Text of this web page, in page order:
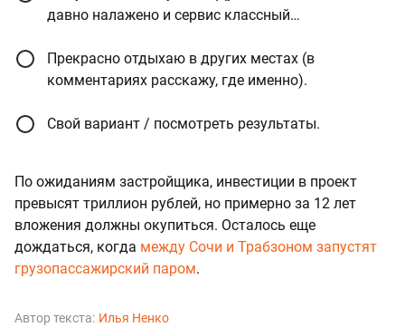
давно налажено и сервис классный…
Прекрасно отдыхаю в других местах (в
комментариях расскажу, где именно).
Свой вариант / посмотреть результаты.
По ожиданиям застройщика, инвестиции в проект
превысят триллион рублей, но примерно за 12 лет
вложения должны окупиться. Осталось еще
дождаться, когда между Сочи и Трабзоном запустят
грузопассажирский паром.
Автор текста: Илья Ненко